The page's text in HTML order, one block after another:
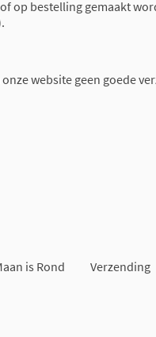
op bestelling gemaakt
website geen goede
is Rond Verzending